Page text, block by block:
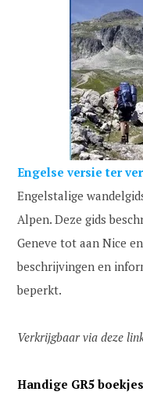
Engelse versie ter
Engelstalige
Alpen. Deze gids
Geneve tot aan Nice
beschrijvingen en
beperkt.
Verkrijgbaar via deze
Handige GR5